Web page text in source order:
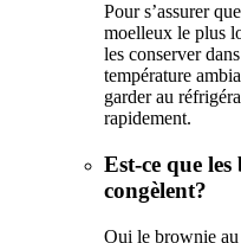
Pour s’assurer
moelleux le plus
les conserver
température
garder au
rapidement.
Est-ce que
congèlent?
Oui le brownie